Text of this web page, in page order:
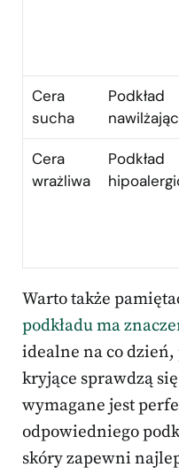
Cera
sucha
Podkład
Cera
wrażliwa
Podkład
Warto także
podkładu ma
idealne na co dzień,
kryjące sprawdzą
wymagane jest
odpowiedniego
skóry zapewni